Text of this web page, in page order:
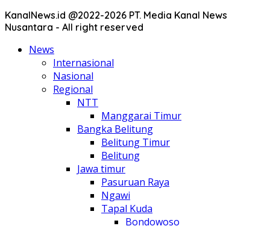
KanalNews.id @2022-2026 PT. Media Kanal News
Nusantara - All right reserved
News
Internasional
Nasional
Regional
NTT
Manggarai Timur
Bangka Belitung
Belitung Timur
Belitung
Jawa timur
Pasuruan Raya
Ngawi
Tapal Kuda
Bondowoso